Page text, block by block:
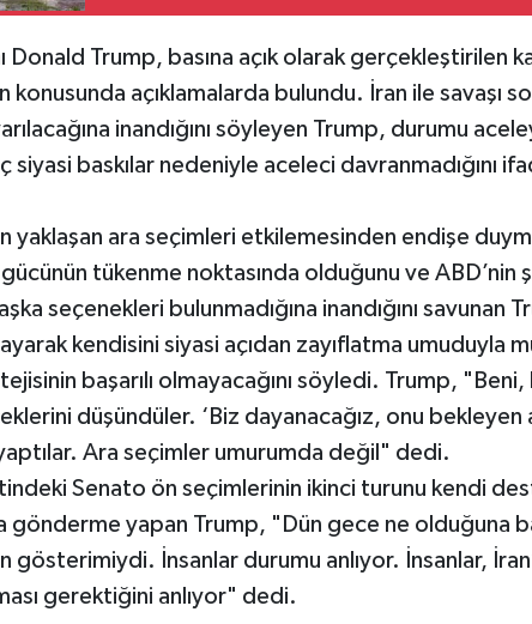
Donald Trump, basına açık olarak gerçekleştirilen
konusunda açıklamalarda bulundu. İran ile savaşı
inandığını söyleyen Trump, durumu
siyasi baskılar nedeniyle aceleci davranmadığını
yaklaşan ara seçimleri etkilemesinden endişe
tükenme noktasında olduğunu ve ABD’nin
seçenekleri bulunmadığına inandığını savunan
kendisini siyasi açıdan zayıflatma umuduyla
başarılı olmayacağını söyledi. Trump,
düşündüler. ‘Biz dayanacağız, onu bekleyen
Ara seçimler umurumda değil" dedi.
Senato ön seçimlerinin ikinci turunu kendi
gönderme yapan Trump, "Dün gece ne olduğuna
gösterimiydi. İnsanlar durumu anlıyor. İnsanlar,
gerektiğini anlıyor" dedi.